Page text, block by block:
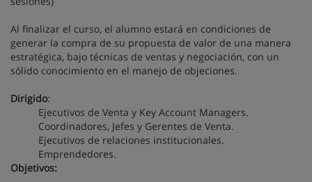
Al finalizar el curso, el alumno estará en condiciones de
generar la compra de su propuesta de valor de una manera
estratégica, bajo técnicas de ventas y negociación, con un
sólido conocimiento en el manejo de objeciones.
Dirigido:
Ejecutivos de Venta y Key Account Managers.
Coordinadores, Jefes y Gerentes de Venta.
Ejecutivos de relaciones institucionales.
Emprendedores.
Objetivos: